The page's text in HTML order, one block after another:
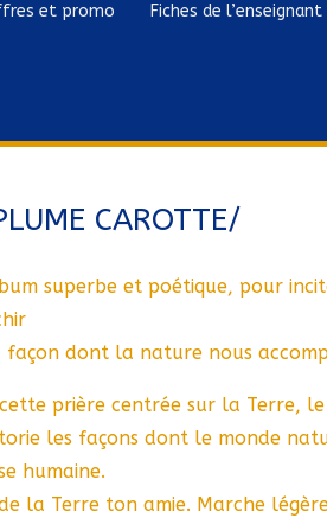
et promo Fiches de l’enseignant
CAROTTE/
superbe et poétique, pour
façon dont la nature nous
prière centrée sur la Terre, le
les façons dont le monde
humaine.
de la Terre ton amie. Marche